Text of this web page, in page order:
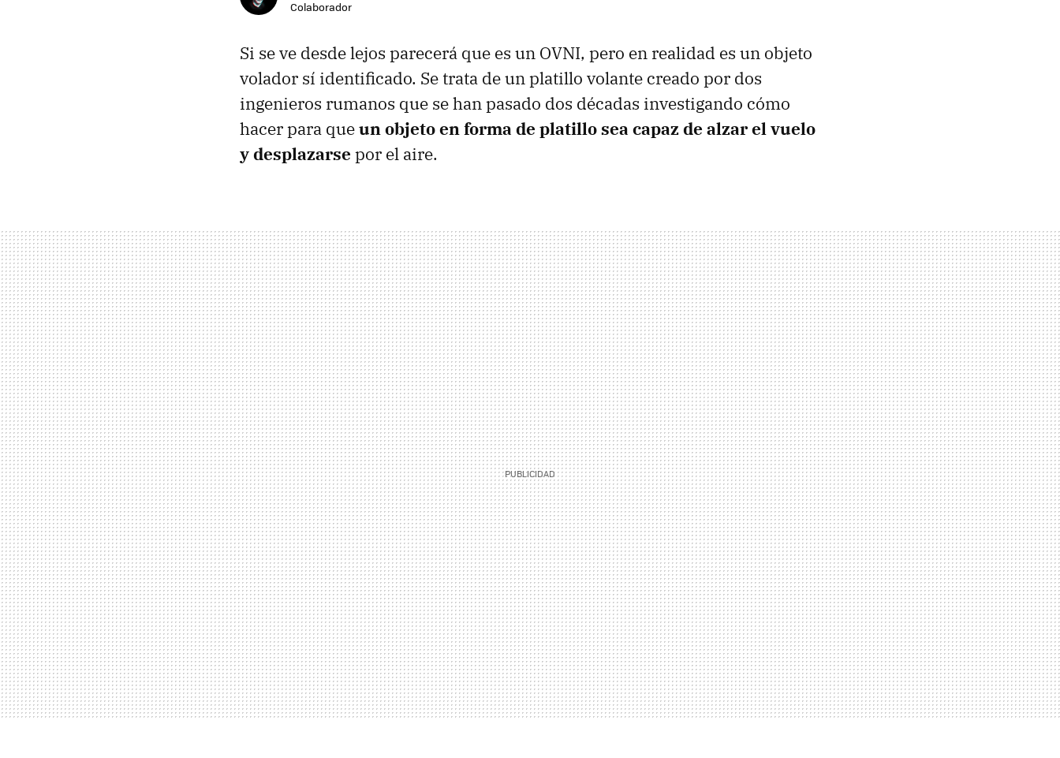
Colaborador
Si se ve desde lejos parecerá que es un OVNI, pero en realidad es un objeto
volador sí identificado. Se trata de un platillo volante creado por dos
ingenieros rumanos que se han pasado dos décadas investigando cómo
hacer para queun objeto en forma de platillo sea capaz de alzar el vuelo
y desplazarse por el aire.